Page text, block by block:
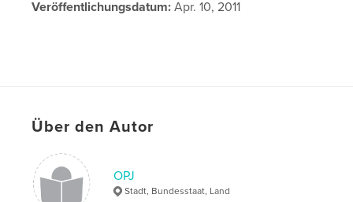
Veröffentlichungsdatum: Apr. 10, 2011
Über den Autor
OPJ
Stadt, Bundesstaat, Land